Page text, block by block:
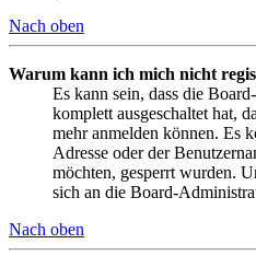
Nach oben
Warum kann ich mich nicht
Es kann sein, dass die
komplett ausgeschaltet hat,
mehr anmelden können. Es
Adresse oder der
möchten, gesperrt wurden.
sich an die Board-
Nach oben